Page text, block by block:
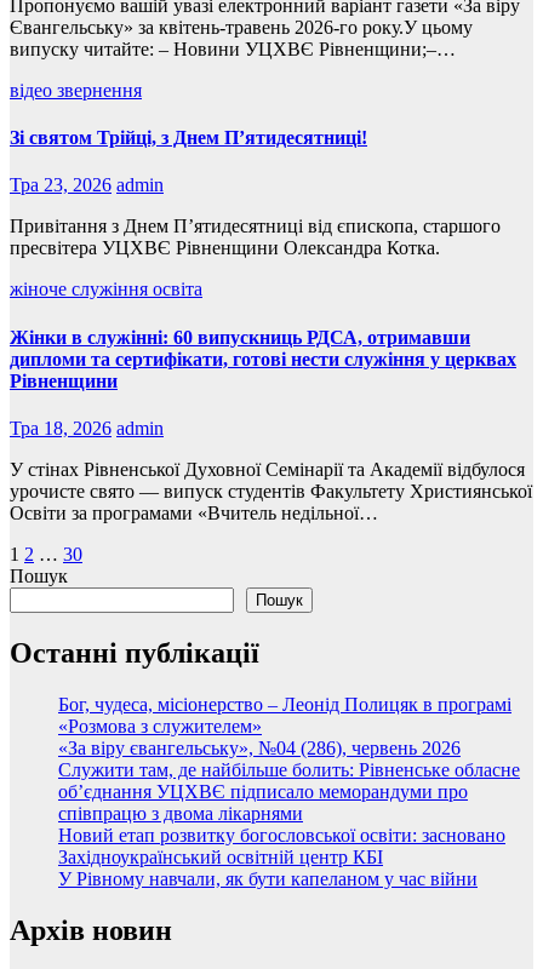
Пропонуємо вашій увазі електронний варіант газети «За віру
Євангельську» за квітень-травень 2026-го року.У цьому
випуску читайте: – Новини УЦХВЄ Рівненщини;–…
відео звернення
Зі святом Трійці, з Днем П’ятидесятниці!
Тра 23, 2026 admin
Привітання з Днем П’ятидесятниці від єпископа, старшого
пресвітера УЦХВЄ Рівненщини Олександра Котка.
жіноче служіння освіта
Жінки в служінні: 60 випускниць РДСА, отримавши
дипломи та сертифікати, готові нести служіння у церквах
Рівненщини
Тра 18, 2026 admin
У стінах Рівненської Духовної Семінарії та Академії відбулося
урочисте свято — випуск студентів Факультету Християнської
Освіти за програмами «Вчитель недільної…
Пагінація
записів
1 2 … 30
Пошук
Пошук
Останні публікації
Бог, чудеса, місіонерство – Леонід Полицяк в програмі
«Розмова з служителем»
«За віру євангельську», №04 (286), червень 2026
Служити там, де найбільше болить: Рівненське обласне
об’єднання УЦХВЄ підписало меморандуми про
співпрацю з двома лікарнями
Новий етап розвитку богословської освіти: засновано
Західноукраїнський освітній центр КБІ
У Рівному навчали, як бути капеланом у час війни
Архів новин